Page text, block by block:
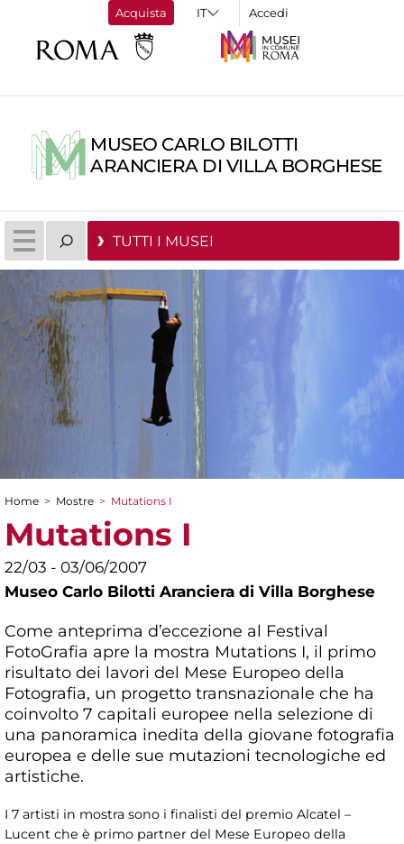
Acquista Accedi
MUSEO CARLO BILOTTI
ARANCIERA DI VILLA BORGHESE
TUTTI I MUSEI
Tu sei qui
Home > Mostre > Mutations I
Mutations I
22/03 - 03/06/2007
Museo Carlo Bilotti Aranciera di Villa Borghese
Come anteprima d’eccezione al Festival
FotoGrafia apre la mostra Mutations I, il primo
risultato dei lavori del Mese Europeo della
Fotografia, un progetto transnazionale che ha
coinvolto 7 capitali europee nella selezione di
una panoramica inedita della giovane fotografia
europea e delle sue mutazioni tecnologiche ed
artistiche.
I 7 artisti in mostra sono i finalisti del premio Alcatel –
Lucent che è primo partner del Mese Europeo della